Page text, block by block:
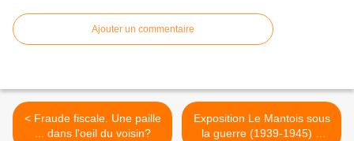
Ajouter un commentaire
< Fraude fiscale. Une paille
... dans l'oeil du voisin?
Exposition Le Mantois sous
la guerre (1939-1945) à